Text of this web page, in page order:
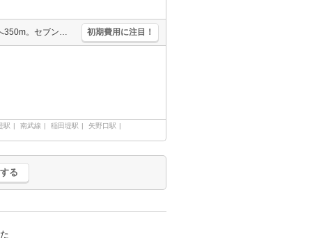
倉庫に適す。定期借家契約1年間。スーパーへ180m。ドラッグストアへ350m。セブンイレブンへ350m。クリーニング店へ550m。ファミリーレストランへ550m。100円ショップへ600m。 初期費用に注目！
駅 南武線 稲田堤駅
矢野口駅
る